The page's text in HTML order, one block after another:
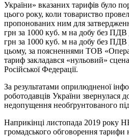
України» вказаних тарифів було
цього року, коли товариство
пропонованих ним для
грн за 1000 куб. м на добу без ПДВ
грн за 1000 куб. м на добу без
цьому, за поясненнями ТОВ
тариф закладався «нульовий»
Російської Федерації.
За результатами оприлюдненої
роботодавців України
недопущення необґрунтованого
Наприкінці листопада 2019 року
громадського обговорення тарифи